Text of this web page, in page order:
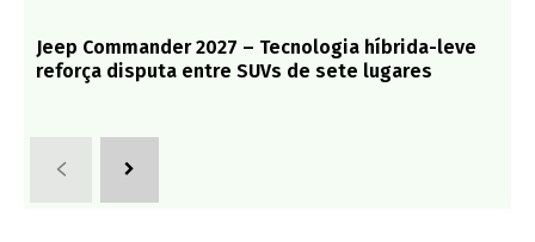
Jeep Commander 2027 – Tecnologia híbrida-leve
reforça disputa entre SUVs de sete lugares